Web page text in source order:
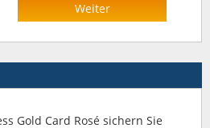
Weiter
Gold Card Rosé sichern Sie